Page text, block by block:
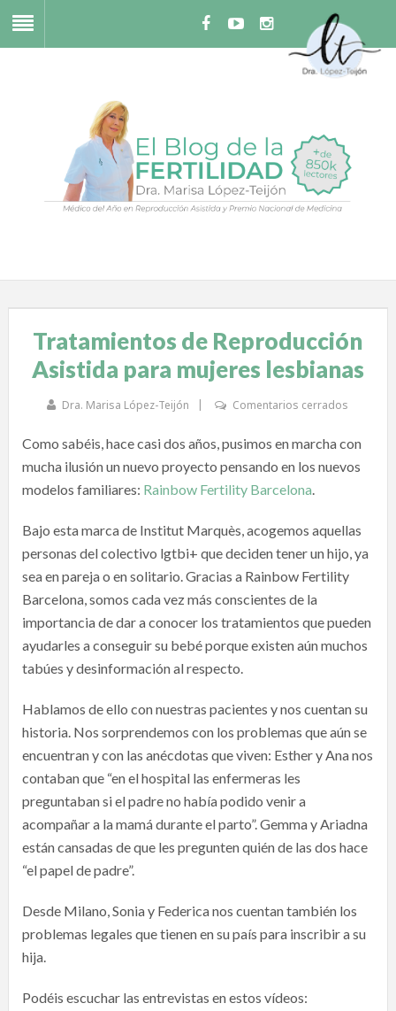
Tratamientos de Reproducción
Asistida para mujeres lesbianas
Dra. Marisa López-Teijón Comentarios cerrados
Como sabéis, hace casi dos años, pusimos en marcha con
mucha ilusión un nuevo proyecto pensando en los nuevos
modelos familiares: Rainbow Fertility Barcelona.
Bajo esta marca de Institut Marquès, acogemos aquellas
personas del colectivo lgtbi+ que deciden tener un hijo, ya
sea en pareja o en solitario. Gracias a Rainbow Fertility
Barcelona, somos cada vez más conscientes de la
importancia de dar a conocer los tratamientos que pueden
ayudarles a conseguir su bebé porque existen aún muchos
tabúes y desinformación al respecto.
Hablamos de ello con nuestras pacientes y nos cuentan su
historia. Nos sorprendemos con los problemas que aún se
encuentran y con las anécdotas que viven: Esther y Ana nos
contaban que “en el hospital las enfermeras les
preguntaban si el padre no había podido venir a
acompañar a la mamá durante el parto”. Gemma y Ariadna
están cansadas de que les pregunten quién de las dos hace
“el papel de padre”.
Desde Milano, Sonia y Federica nos cuentan también los
problemas legales que tienen en su país para inscribir a su
hija.
Podéis escuchar las entrevistas en estos vídeos: